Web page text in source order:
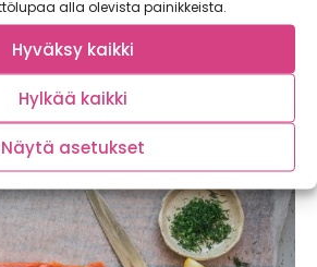
alla olevista painikkeista.
Hyväksy kaikki
Hylkää kaikki
Näytä asetukset
syömällä myös ympäristö